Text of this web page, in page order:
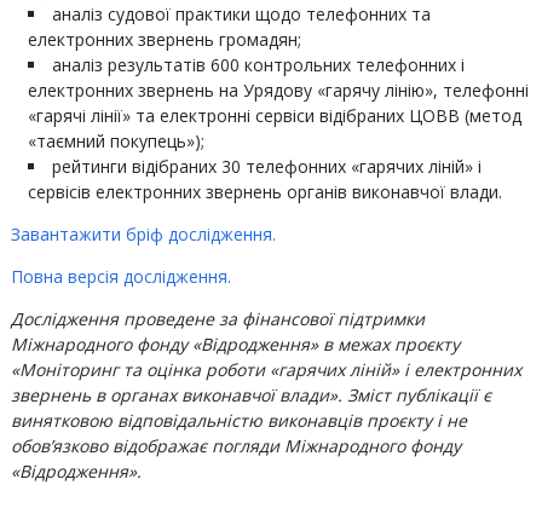
аналіз судової практики щодо телефонних та
електронних звернень громадян;
аналіз результатів 600 контрольних телефонних і
електронних звернень на Урядову «гарячу лінію», телефонні
«гарячі лінії» та електронні сервіси відібраних ЦОВВ (метод
«таємний покупець»);
рейтинги відібраних 30 телефонних «гарячих ліній» і
сервісів електронних звернень органів виконавчої влади.
Завантажити бріф дослідження.
Повна версія дослідження.
Дослідження проведене за фінансової підтримки
Міжнародного фонду «Відродження» в межах проєкту
«Моніторинг та оцінка роботи «гарячих ліній» і електронних
звернень в органах виконавчої влади». Зміст публікації є
винятковою відповідальністю виконавців проєкту і не
обов’язково відображає погляди Міжнародного фонду
«Відродження».